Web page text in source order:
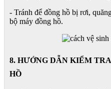
- Tránh để đồng hồ bị rơi,
bộ máy đồng hồ.
8. HƯỚNG DẪN KIỂM
HỒ